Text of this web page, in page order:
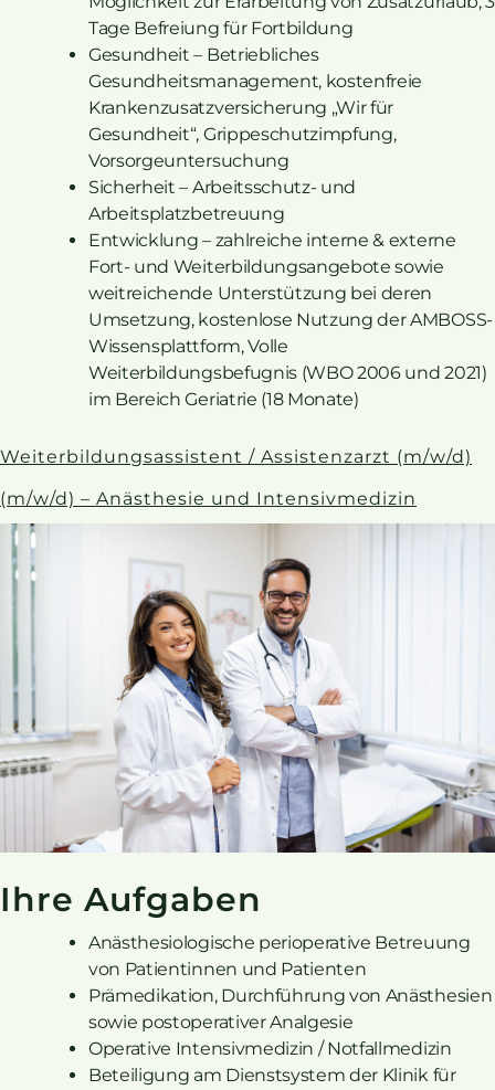
Tage Befreiung für Fortbildung
Gesundheit – Betriebliches
Gesundheitsmanagement, kostenfreie
Krankenzusatzversicherung „Wir für
Gesundheit“, Grippeschutzimpfung,
Vorsorgeuntersuchung
Sicherheit – Arbeitsschutz- und
Arbeitsplatzbetreuung
Entwicklung – zahlreiche interne & externe
Fort- und Weiterbildungsangebote sowie
weitreichende Unterstützung bei deren
Umsetzung, kostenlose Nutzung der AMBOSS-
Wissensplattform, Volle
Weiterbildungsbefugnis (WBO 2006 und 2021)
im Bereich Geriatrie (18 Monate)
Weiterbildungsassistent / Assistenzarzt (m/w/d)
(m/w/d) – Anästhesie und Intensivmedizin
Ihre Aufgaben
Anästhesiologische perioperative Betreuung
von Patientinnen und Patienten
Prämedikation, Durchführung von Anästhesien
sowie postoperativer Analgesie
Operative Intensivmedizin / Notfallmedizin
Beteiligung am Dienstsystem der Klinik für